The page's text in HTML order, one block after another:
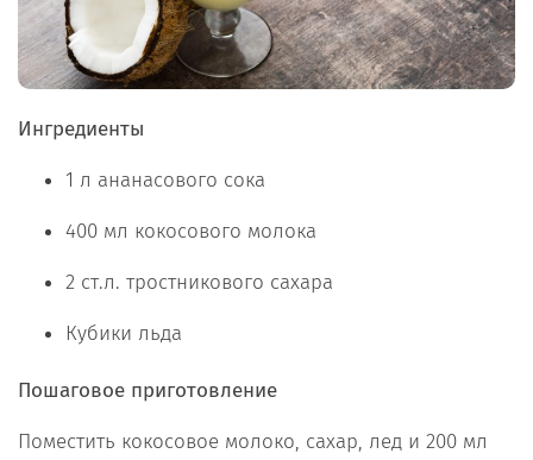
Ингредиенты
1 л ананасового сока
400 мл кокосового молока
2 ст.л. тростникового сахара
Кубики льда
Пошаговое приготовление
Поместить кокосовое молоко, сахар, лед и 200 мл